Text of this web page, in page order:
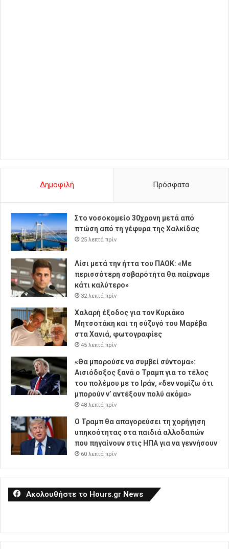
Δημοφιλή Πρόσφατα
Στο νοσοκομείο 30χρονη μετά από
πτώση από τη γέφυρα της Χαλκίδας
25 λεπτά πρίν
Λίσι μετά την ήττα του ΠΑΟΚ: «Με
περισσότερη σοβαρότητα θα παίρναμε
κάτι καλύτερο»
32 λεπτά πρίν
Χαλαρή έξοδος για τον Κυριάκο
Μητσοτάκη και τη σύζυγό του Μαρέβα
στα Χανιά, φωτογραφίες
45 λεπτά πρίν
«Θα μπορούσε να συμβεί σύντομα»:
Αισιόδοξος ξανά ο Τραμπ για το τέλος
του πολέμου με το Ιράν, «δεν νομίζω ότι
μπορούν ν’ αντέξουν πολύ ακόμα»
48 λεπτά πρίν
Ο Τραμπ θα απαγορεύσει τη χορήγηση
υπηκοότητας στα παιδιά αλλοδαπών
που πηγαίνουν στις ΗΠΑ για να γεννήσουν
60 λεπτά πρίν
Ακολουθήστε το Hours.gr News